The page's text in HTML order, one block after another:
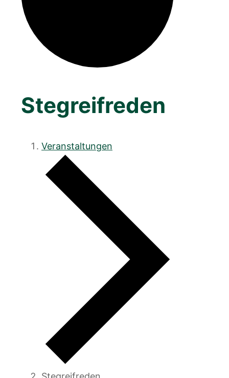
Stegreifreden
Veranstaltungen